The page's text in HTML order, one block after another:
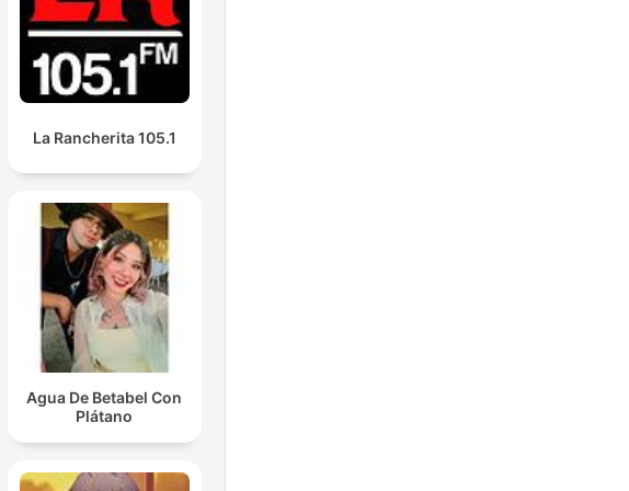
La Rancherita 105.1
Agua De Betabel Con
Plátano